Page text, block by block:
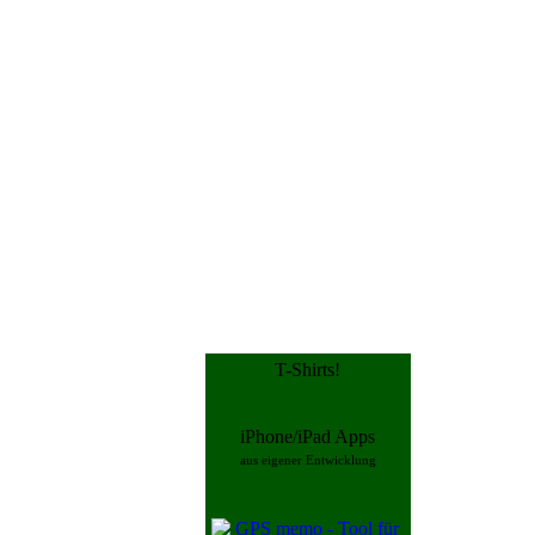
T-Shirts!
iPhone/iPad Apps
aus eigener Entwicklung